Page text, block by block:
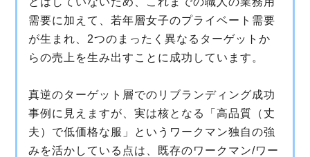
需要に加えて、若年層女子のプライベート需要
が生まれ、2つのまったく異なるターゲットか
らの売上を生み出すことに成功しています。
真逆のターゲット層でのリブランディング成功
事例に見えますが、実は核となる「高品質（丈
夫）で低価格な服」というワークマン独自の強
みを活かしている点は、既存のワークマン/ワー